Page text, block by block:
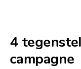
4
campagne